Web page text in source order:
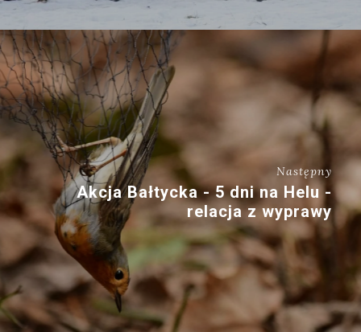
Następny
Akcja Bałtycka - 5 dni na Helu -
relacja z wyprawy